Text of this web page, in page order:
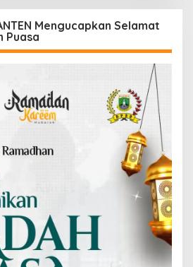
Mengucapkan Selamat
Puasa